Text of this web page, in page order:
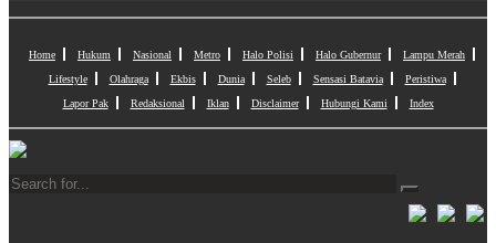
Home Hukum Nasional Metro Halo Polisi Halo Gubernur
Lampu Merah
Lifestyle
Olahraga Ekbis Dunia Seleb Sensasi Batavia
Peristiwa
Lapor Pak
Redaksional Iklan Disclaimer Hubungi Kami Index